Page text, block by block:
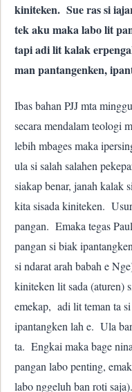
kiniteken. Sue ras si
tek aku maka labo lit
tapi adi lit kalak
man pantangenken,
Ibas bahan PJJ mta
secara mendalam teologi
lebih mbages maka
ula si salah salahen
siakap benar, janah kalak
kita sisada kiniteken.
pangan. Emaka tegas
pangan si biak
si ndarat arah babah e
kiniteken lit sada (aturen)
emekap, adi lit teman ta
ipantangken lah e. Ula
ta. Engkai maka bage
pangan labo penting,
labo nggeluh ban roti